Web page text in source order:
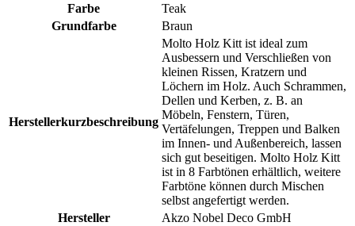
Farbe
Teak
Grundfarbe
Braun
Herstellerkurzbeschreibung
Molto Holz Kitt ist ideal zum
Ausbessern und Verschließen von
kleinen Rissen, Kratzern und
Löchern im Holz. Auch Schrammen,
Dellen und Kerben, z. B. an
Möbeln, Fenstern, Türen,
Vertäfelungen, Treppen und Balken
im Innen- und Außenbereich, lassen
sich gut beseitigen. Molto Holz Kitt
ist in 8 Farbtönen erhältlich, weitere
Farbtöne können durch Mischen
selbst angefertigt werden.
Hersteller
Akzo Nobel Deco GmbH